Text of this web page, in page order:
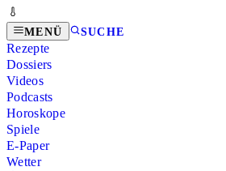
MENÜ SUCHE
Rezepte
Dossiers
Videos
Podcasts
Horoskope
Spiele
E-Paper
Wetter